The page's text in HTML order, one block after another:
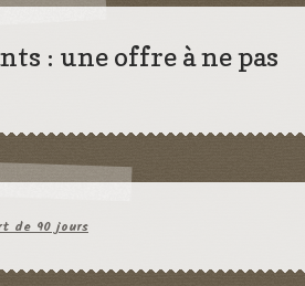
: une offre à ne pas
de 90 jours